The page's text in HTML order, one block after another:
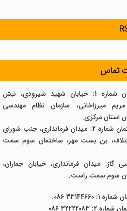
تماس
ساختمان شماره 1: خیابان شهید شیرودی، نبش
میرزاخانی، سازمان نظام مهندسی
استان مرکزی.
- ساختمان شماره 2: میدان فرمانداری، جنب شورای
بن بست مهر، ساختمان سوم سمت
گاز: میدان فرمانداری، خیابان جماران،
سوم سمت راست.
1: 33144660 086.
2: 32222083 086